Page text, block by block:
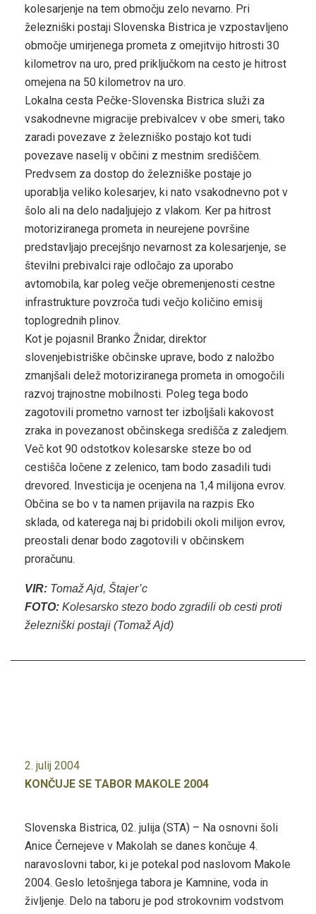
kolesarjenje na tem območju zelo nevarno. Pri
železniški postaji Slovenska Bistrica je vzpostavljeno
območje umirjenega prometa z omejitvijo hitrosti 30
kilometrov na uro, pred priključkom na cesto je hitrost
omejena na 50 kilometrov na uro.
Lokalna cesta Pečke-Slovenska Bistrica služi za
vsakodnevne migracije prebivalcev v obe smeri, tako
zaradi povezave z železniško postajo kot tudi
povezave naselij v občini z mestnim središčem.
Predvsem za dostop do železniške postaje jo
uporablja veliko kolesarjev, ki nato vsakodnevno pot v
šolo ali na delo nadaljujejo z vlakom. Ker pa hitrost
motoriziranega prometa in neurejene površine
predstavljajo precejšnjo nevarnost za kolesarjenje, se
številni prebivalci raje odločajo za uporabo
avtomobila, kar poleg večje obremenjenosti cestne
infrastrukture povzroča tudi večjo količino emisij
toplogrednih plinov.
Kot je pojasnil Branko Žnidar, direktor
slovenjebistriške občinske uprave, bodo z naložbo
zmanjšali delež motoriziranega prometa in omogočili
razvoj trajnostne mobilnosti. Poleg tega bodo
zagotovili prometno varnost ter izboljšali kakovost
zraka in povezanost občinskega središča z zaledjem.
Več kot 90 odstotkov kolesarske steze bo od
cestišča ločene z zelenico, tam bodo zasadili tudi
drevored. Investicija je ocenjena na 1,4 milijona evrov.
Občina se bo v ta namen prijavila na razpis Eko
sklada, od katerega naj bi pridobili okoli milijon evrov,
preostali denar bodo zagotovili v občinskem
proračunu.
VIR: Tomaž Ajd, Štajer’c
FOTO: Kolesarsko stezo bodo zgradili ob cesti proti
železniški postaji (Tomaž Ajd)
2. julij 2004
KONČUJE SE TABOR MAKOLE 2004
Slovenska Bistrica, 02. julija (STA) – Na osnovni šoli
Anice Černejeve v Makolah se danes končuje 4.
naravoslovni tabor, ki je potekal pod naslovom Makole
2004. Geslo letošnjega tabora je Kamnine, voda in
življenje. Delo na taboru je pod strokovnim vodstvom